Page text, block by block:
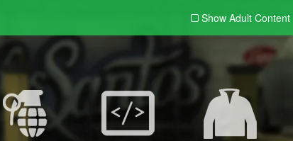
Show Adult Content